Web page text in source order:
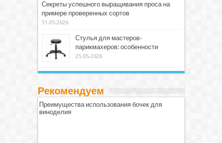
Секреты успешного выращивания проса на
примере проверенных сортов
31.05.2026
Стулья для мастеров-
парикмахеров: особенности
25.05.2026
Рекомендуем
Преимущества использования бочек для
виноделия